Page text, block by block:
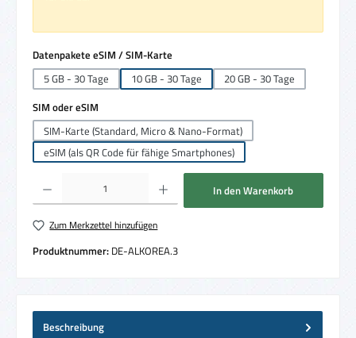
Datenpakete eSIM / SIM-Karte
5 GB - 30 Tage
10 GB - 30 Tage
20 GB - 30 Tage
SIM oder eSIM
SIM-Karte (Standard, Micro & Nano-Format)
eSIM (als QR Code für fähige Smartphones)
Produkt Anzahl: Gib den gewünschten Wert ein oder benutze die Schaltflächen um
In den Warenkorb
Zum Merkzettel hinzufügen
Produktnummer: DE-ALKOREA.3
Beschreibung